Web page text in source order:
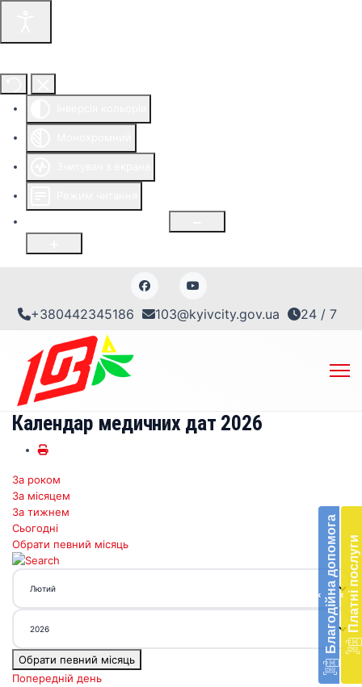
+380442345186 103@kyivcity.gov.ua 24 / 7
‹ Благодійна допомогав
‹ Платні послуги
Календар медичних дат 2026
За роком
За місяцем
За тижнем
Сьогодні
Обрати певний місяць
Обрати певний місяць
Попередній день